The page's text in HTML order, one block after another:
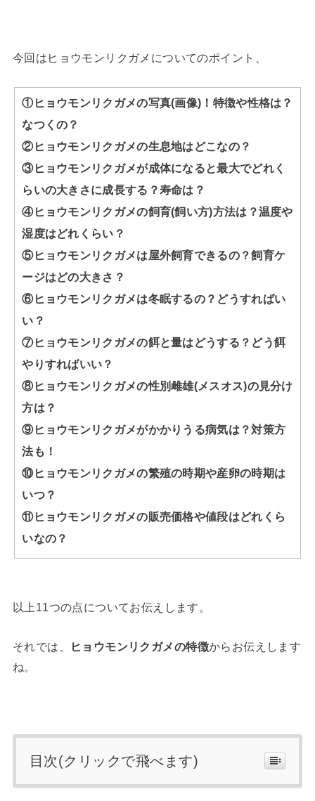
今回はヒョウモンリクガメについてのポイント、
①ヒョウモンリクガメの写真(画像)！特徴や性格は？
なつくの？
②ヒョウモンリクガメの生息地はどこなの？
③ヒョウモンリクガメが成体になると最大でどれく
らいの大きさに成長する？寿命は？
④ヒョウモンリクガメの飼育(飼い方)方法は？温度や
湿度はどれくらい？
⑤ヒョウモンリクガメは屋外飼育できるの？飼育ケ
ージはどの大きさ？
⑥ヒョウモンリクガメは冬眠するの？どうすればい
い？
⑦ヒョウモンリクガメの餌と量はどうする？どう餌
やりすればいい？
⑧ヒョウモンリクガメの性別雌雄(メスオス)の見分け
方は？
⑨ヒョウモンリクガメがかかりうる病気は？対策方
法も！
⑩ヒョウモンリクガメの繁殖の時期や産卵の時期は
いつ？
⑪ヒョウモンリクガメの販売価格や値段はどれくら
いなの？
以上11つの点についてお伝えします。
それでは、 ヒョウモンリクガメの特徴からお伝えします
ね。
目次(クリックで飛べます)